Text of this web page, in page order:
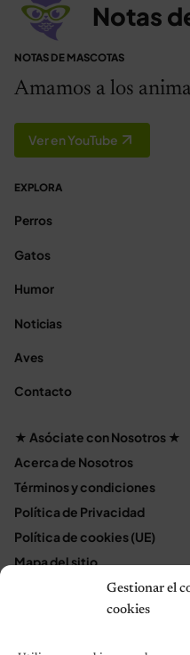
Gestionar el
cookies
Notas
NOTAS DE MASCOTAS
Amamos a los
Ver en YouTube
EXPLORA
Perros
Gatos
Humor
Noticias
Aves
Contacto
★ Asóciate con Nosotros ★
Acerca de Nosotros
Términos y condiciones
Política de Privacidad
Política de cookies (UE)
Mapa del sitio
Terms and Conditions